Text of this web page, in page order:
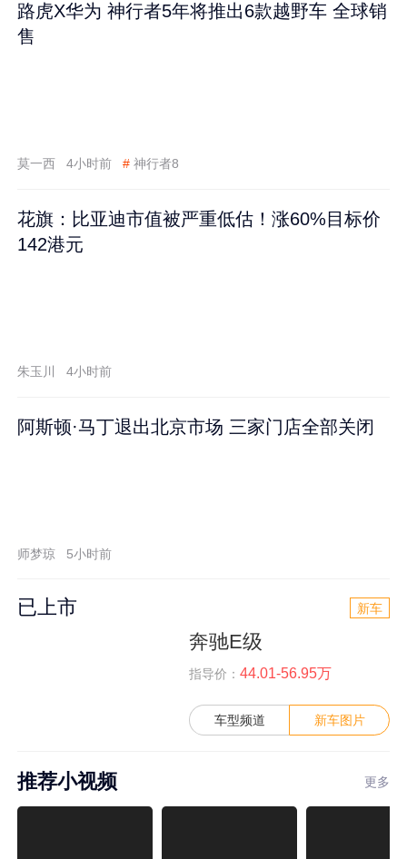
路虎X华为 神行者5年将推出6款越野车 全球销
售
莫一西 4小时前 # 神行者8
花旗：比亚迪市值被严重低估！涨60%目标价
142港元
朱玉川 4小时前
阿斯顿·马丁退出北京市场 三家门店全部关闭
师梦琼 5小时前
已上市 新车
奔驰E级
指导价： 44.01-56.95万
车型频道 新车图片
推荐小视频 更多